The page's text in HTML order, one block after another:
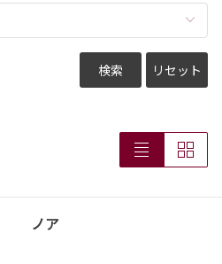
検索 リセット
ノア